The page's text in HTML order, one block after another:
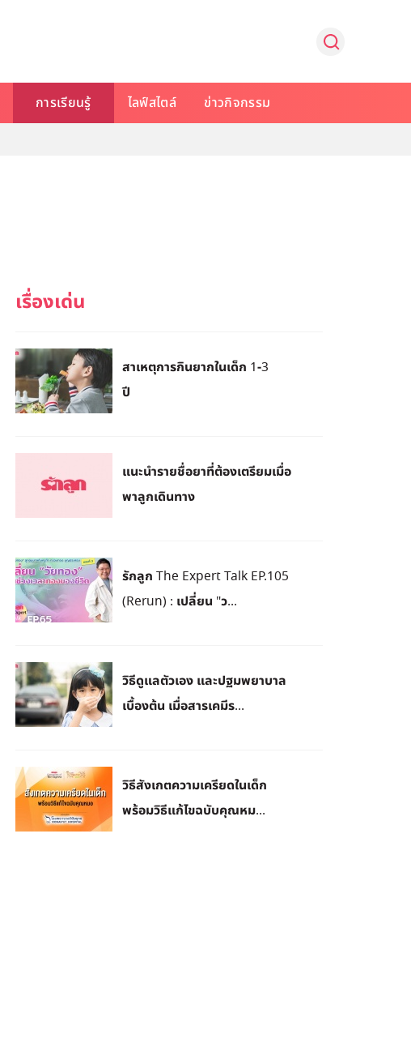
การเรียนรู้ ไลฟ์สไตล์ ข่าวกิจกรรม
สาเหตุการกินยากในเด็ก 1-3
ปี
แนะนำรายชื่อยาที่ต้องเตรียมเมื่อ
พาลูกเดินทาง
รักลูก The Expert Talk EP.105
(Rerun) : เปลี่ยน "ว...
วิธีดูแลตัวเอง และปฐมพยาบาล
เบื้องต้น เมื่อสารเคมีร...
วิธีสังเกตความเครียดในเด็ก
พร้อมวิธีแก้ไขฉบับคุณหม...